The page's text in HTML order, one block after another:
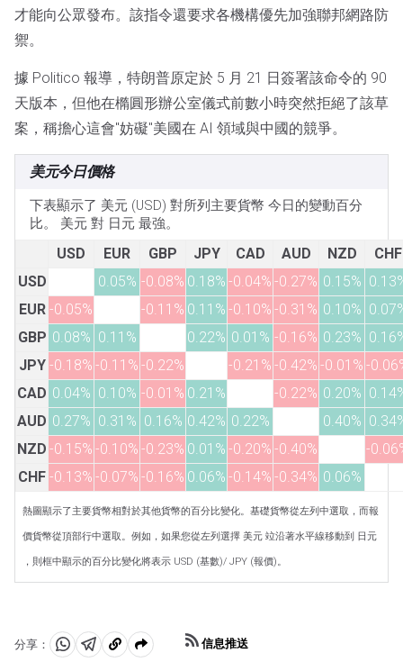
才能向公眾發布。該指令還要求各機構優先加強聯邦網路防
禦。
據 Politico 報導，特朗普原定於 5 月 21 日簽署該命令的 90
天版本，但他在橢圓形辦公室儀式前數小時突然拒絕了該草
案，稱擔心這會"妨礙"美國在 AI 領域與中國的競爭。
美元今日價格
下表顯示了 美元 (USD) 對所列主要貨幣 今日的變動百分
比。 美元 對 日元 最強。
USD EUR GBP JPY CAD AUD NZD
CHF
USD
0.05% -0.08% 0.18% -0.04% -0.27% 0.15%
EUR -0.05% -0.11% 0.11% -0.10% -0.31% 0.10%
GBP 0.08% 0.11% 0.22% 0.01% -0.16% 0.23%
JPY -0.18% -0.11% -0.22% -0.21% -0.42% -0.01% -
CAD 0.04% 0.10% -0.01% 0.21% -0.22% 0.20%
AUD 0.27% 0.31% 0.16% 0.42% 0.22% 0.40%
NZD -0.15% -0.10% -0.23% 0.01% -0.20% -0.40%
-
CHF -0.13% -0.07% -0.16% 0.06% -0.14% -0.34% 0.06%
熱圖顯示了主要貨幣相對於其他貨幣的百分比變化。基礎貨幣從左列中選取，而報
價貨幣從頂部行中選取。例如，如果您從左列選擇 美元 竝沿著水平線移動到 日元
，則框中顯示的百分比變化將表示 USD (基數)/ JPY (報價)。
分享：
分 分 複
信息推送